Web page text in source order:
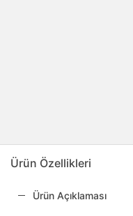
Ürün Özellikleri
Ürün Açıklaması